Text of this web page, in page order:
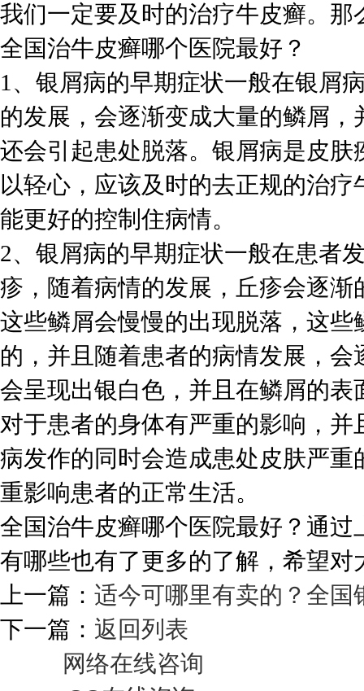
我们一定要及时的治疗牛皮癣。
全国治牛皮癣哪个医院最好？
1、银屑病的早期症状一般在银屑
的发展，会逐渐变成大量的鳞屑
还会引起患处脱落。银屑病是皮
以轻心，应该及时的去正规的治
能更好的控制住病情。
2、银屑病的早期症状一般在患者
疹，随着病情的发展，丘疹会逐
这些鳞屑会慢慢的出现脱落，这
的，并且随着患者的病情发展，
会呈现出银白色，并且在鳞屑的
对于患者的身体有严重的影响，
病发作的同时会造成患处皮肤严
重影响患者的正常生活。
全国治牛皮癣哪个医院最好？通
有哪些也有了更多的了解，希望对
上一篇： 适今可哪里有卖的？全国
下一篇： 返回列表
网络在线咨询